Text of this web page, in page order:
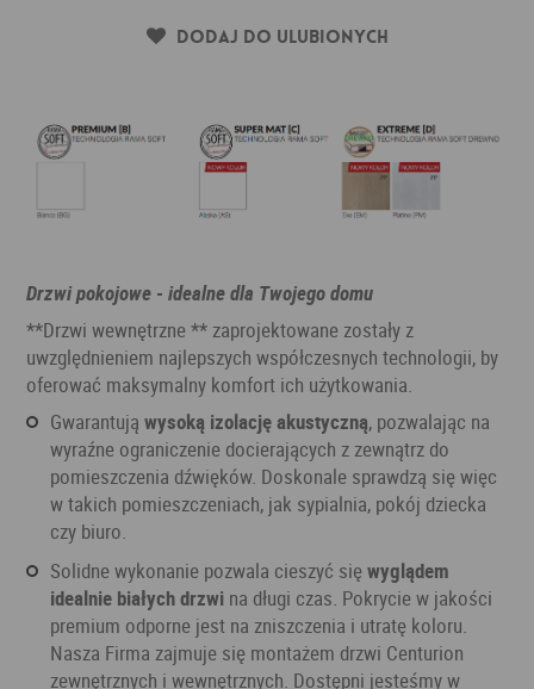
Dodaj do ulubionych
Drzwi pokojowe - idealne dla Twojego domu
**Drzwi wewnętrzne ** zaprojektowane zostały z
uwzględnieniem najlepszych współczesnych technologii, by
oferować maksymalny komfort ich użytkowania.
Gwarantująwysoką izolację akustyczną, pozwalając na
wyraźne ograniczenie docierających z zewnątrz do
pomieszczenia dźwięków. Doskonale sprawdzą się więc
w takich pomieszczeniach, jak sypialnia, pokój dziecka
czy biuro.
Solidne wykonanie pozwala cieszyć sięwyglądem
idealnie białych drzwi na długi czas. Pokrycie w jakości
premium odporne jest na zniszczenia i utratę koloru.
Nasza Firma zajmuje się montażem drzwi Centurion
zewnętrznych i wewnętrznych. Dostępni jesteśmy w